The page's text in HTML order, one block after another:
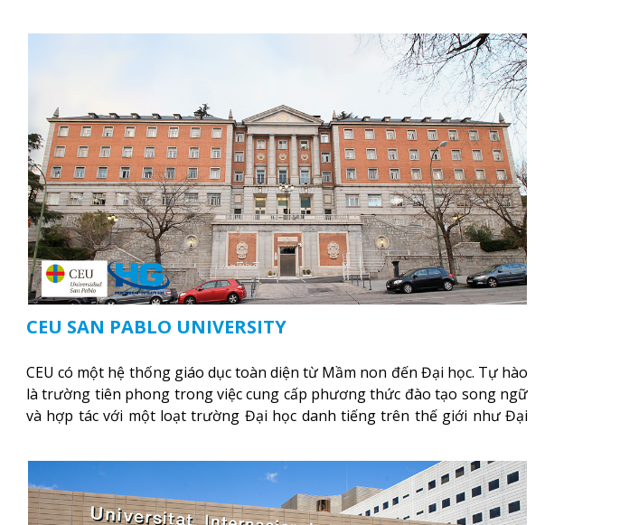
top trường đại học tốt nhất cả nước và thuộc danh sách 50 trường hàng
CEU SAN PABLO UNIVERSITY
CEU có một hệ thống giáo dục toàn diện từ Mầm non đến Đại học. Tự hào
là trường tiên phong trong việc cung cấp phương thức đào tạo song ngữ
và hợp tác với một loạt trường Đại học danh tiếng trên thế giới như Đại
York)Xem thêm